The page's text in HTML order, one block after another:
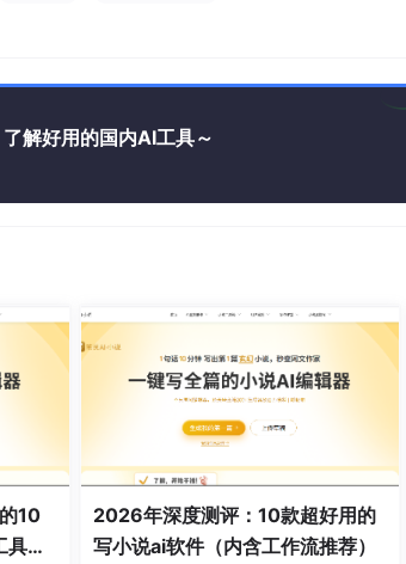
”。它的功能非常“功利”，比如“黄金三章”生
喜好去的。它不教你创作，它教你“迎合”市
系发文的作者、市场导向型作者。
功能最全，像个24小时在线的“AI编辑”。
novel-editor?from=csdneditor711（建议复
解好用的国内AI工具～
10
组
2026年深度测评：10款超好用的
写小说ai软件（内含工作流推荐）